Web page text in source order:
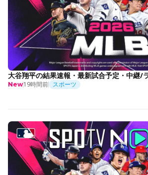
大谷翔平の結果速報・最新試合予定・中継/
New19時間前 スポーツ